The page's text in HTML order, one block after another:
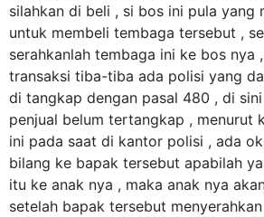
silahkan di beli , si bos ini pula yang
untuk membeli tembaga tersebut ,
serahkanlah tembaga ini ke bos nya
transaksi tiba-tiba ada polisi yang
di tangkap dengan pasal 480 , di
penjual belum tertangkap , menurut
ini pada saat di kantor polisi , ada
bilang ke bapak tersebut apabilah
itu ke anak nya , maka anak nya
setelah bapak tersebut